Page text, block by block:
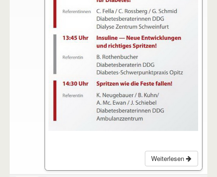
Weiterlesen